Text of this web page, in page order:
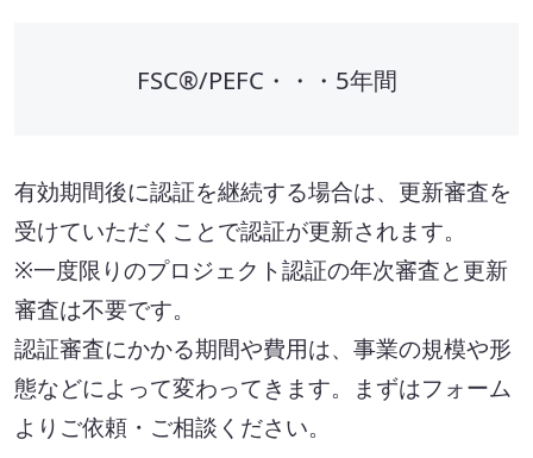
FSC®/PEFC・・・5年間
有効期間後に認証を継続する場合は、更新審査を
受けていただくことで認証が更新されます。
※一度限りのプロジェクト認証の年次審査と更新
審査は不要です。
認証審査にかかる期間や費用は、事業の規模や形
態などによって変わってきます。まずはフォーム
よりご依頼・ご相談ください。